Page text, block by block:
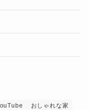
おしゃれな家